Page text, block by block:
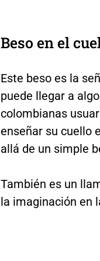
Beso en el
Este beso es la
puede llegar a
colombianas
enseñar su cuello
allá de un simple
También es un
la imaginación en